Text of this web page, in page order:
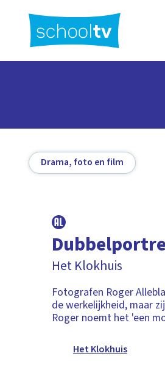
hoofdinhoud
Drama, foto en film
Het Klokhuis
Fotografen Roger
de werkelijkheid, maar
Roger noemt het 'een
Het Klokhuis